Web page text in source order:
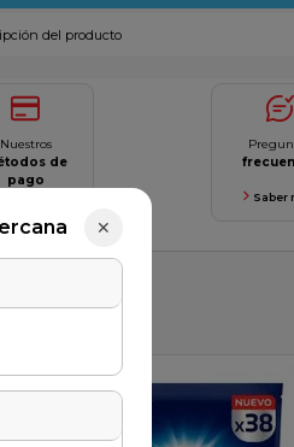
✕
del producto
Nuestros
de
pago
Saber